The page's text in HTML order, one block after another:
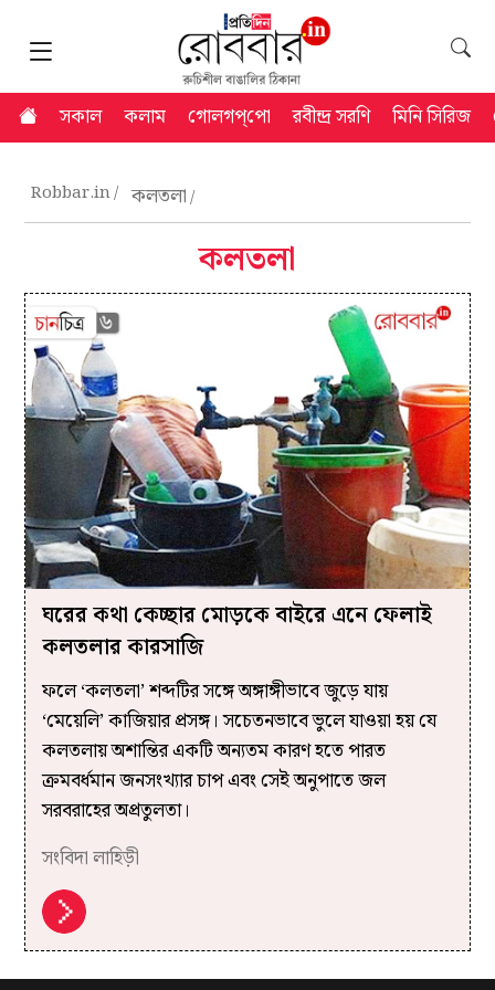
সকাল কলাম গোলগপ্‌পো রবীন্দ্র সরণি মিনি সিরিজ
Robbar.in কলতলা
কলতলা
ঘরের কথা কেচ্ছার মোড়কে বাইরে এনে ফেলাই
কলতলার কারসাজি
ফলে ‘কলতলা’ শব্দটির সঙ্গে অঙ্গাঙ্গীভাবে জুড়ে যায়
‘মেয়েলি’ কাজিয়ার প্রসঙ্গ। সচেতনভাবে ভুলে যাওয়া হয় যে
কলতলায় অশান্তির একটি অন্যতম কারণ হতে পারত
ক্রমবর্ধমান জনসংখ্যার চাপ এবং সেই অনুপাতে জল
সরবরাহের অপ্রতুলতা।
সংবিদা লাহিড়ী